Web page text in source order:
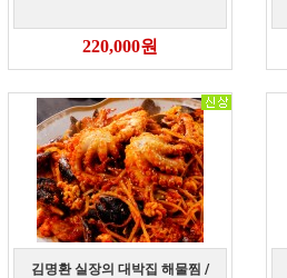
220,000원
김명환 실장의 대박집 해물찜 /